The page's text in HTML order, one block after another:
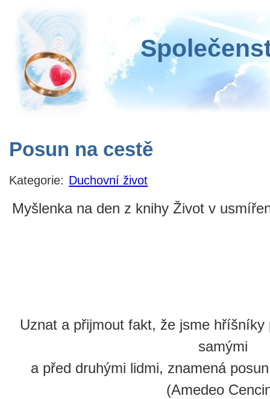
Posun na cestě
Kategorie: Duchovní život
Myšlenka na den z knihy Život v
Uznat a přijmout fakt, že jsme
samými
a před druhými lidmi, znamená
(Amedeo